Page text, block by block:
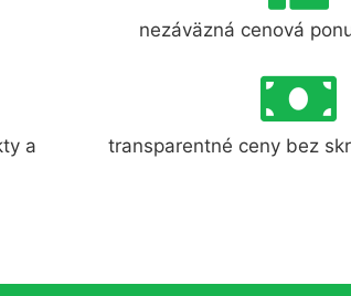
nezáväzná cenová
a
transparentné ceny bez